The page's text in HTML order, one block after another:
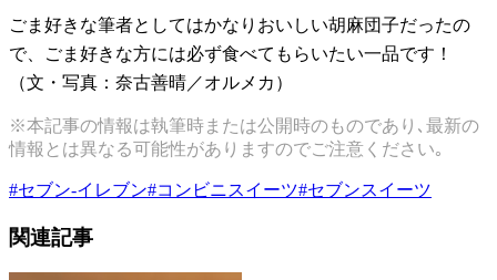
ごま好きな筆者としてはかなりおいしい胡麻団子だったの
で、ごま好きな方には必ず食べてもらいたい一品です！
（文・写真：奈古善晴／オルメカ）
※本記事の情報は執筆時または公開時のものであり､最新の
情報とは異なる可能性がありますのでご注意ください｡
#セブン-イレブン#コンビニスイーツ#セブンスイーツ
関連記事